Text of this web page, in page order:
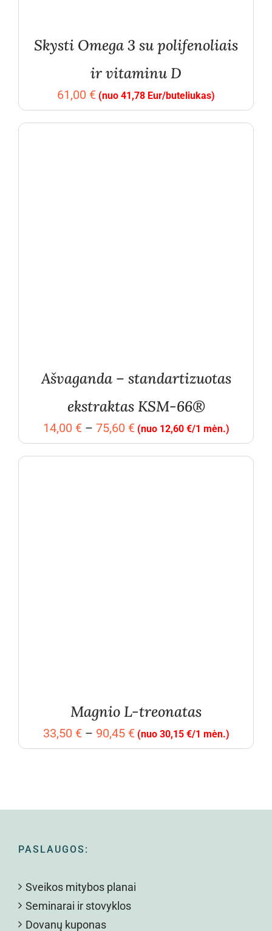
Skysti Omega 3 su polifenoliais
ir vitaminu D
61,00 € (nuo 41,78 Eur/buteliukas)
Ašvaganda – standartizuotas
ekstraktas KSM-66®
14,00 € – 75,60 €Price
range:
14,00 €
(nuo 12,60 €/1 mėn.)
Magnio L-treonatas
33,50 € – 90,45 €Price
range:
(nuo 30,15 €/1 mėn.)
PASLAUGOS:
Sveikos mitybos planai
Seminarai ir stovyklos
Dovanų kuponas